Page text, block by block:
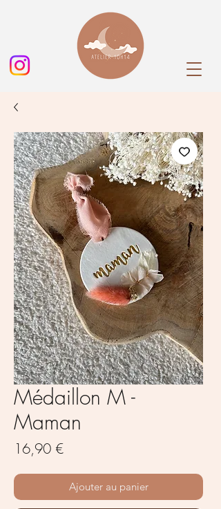
Médaillon M -
Maman
16,90 €Prix
Ajouter au panier